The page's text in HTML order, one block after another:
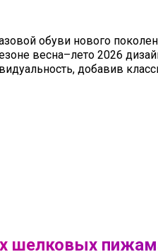
обуви нового
весна–лето 2026
добавив
шелковых